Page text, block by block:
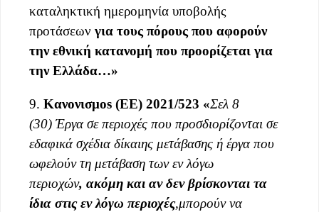
καταληκτική ημερομηνία υποβολής
προτάσεων για τους πόρους που αφορούν
την εθνική κατανομή που προορίζεται για
την Ελλάδα…»
9. Κανονισμοs (ΕΕ) 2021/523 «Σελ 8
(30) Έργα σε περιοχές που προσδιορίζονται σε
εδαφικά σχέδια δίκαιης μετάβασης ή έργα που
ωφελούν τη μετάβαση των εν λόγω
περιοχών, ακόμη και αν δεν βρίσκονται τα
ίδια στις εν λόγω περιοχές,μπορούν να